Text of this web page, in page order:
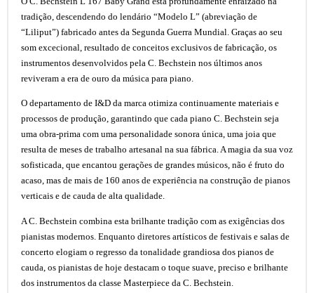
tradição, descendendo do lendário “Modelo L” (abreviação de
“Liliput”) fabricado antes da Segunda Guerra Mundial. Graças ao seu
som excecional, resultado de conceitos exclusivos de fabricação, os
instrumentos desenvolvidos pela C. Bechstein nos últimos anos
reviveram a era de ouro da música para piano.
O departamento de I&D da marca otimiza continuamente materiais e
processos de produção, garantindo que cada piano C. Bechstein seja
uma obra-prima com uma personalidade sonora única, uma joia que
resulta de meses de trabalho artesanal na sua fábrica. A magia da sua voz
sofisticada, que encantou gerações de grandes músicos, não é fruto do
acaso, mas de mais de 160 anos de experiência na construção de pianos
verticais e de cauda de alta qualidade.
A C. Bechstein combina esta brilhante tradição com as exigências dos
pianistas modernos. Enquanto diretores artísticos de festivais e salas de
concerto elogiam o regresso da tonalidade grandiosa dos pianos de
cauda, os pianistas de hoje destacam o toque suave, preciso e brilhante
dos instrumentos da classe Masterpiece da C. Bechstein.